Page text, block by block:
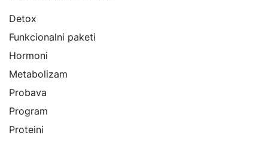
Detox
Funkcionalni paketi
Hormoni
Metabolizam
Probava
Program
Proteini